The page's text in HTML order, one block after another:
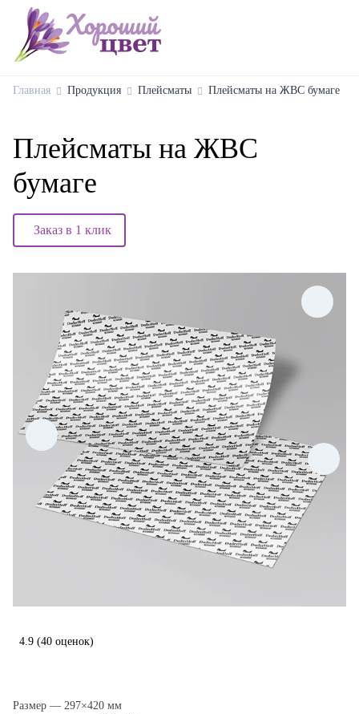
Главная Продукция Плейсматы Плейсматы на ЖВС бумаге
Плейсматы на ЖВС
бумаге
Заказ в 1 клик
4.9 (40 оценок)
Размер — 297×420 мм